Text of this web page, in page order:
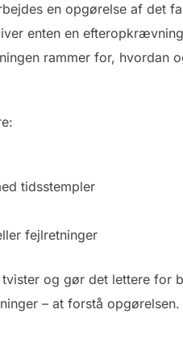
en opgørelse af det
enten en
rammer for, hvordan
tidsstempler
fejlretninger
og gør det lettere for
– at forstå opgørelsen.